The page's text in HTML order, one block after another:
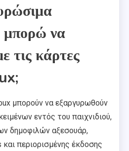
μπορώ να
τις κάρτες
μπορούν να εξαργυρωθούν
εντός του παιχνιδιού,
δημοφιλών αξεσουάρ,
περιορισμένης έκδοσης